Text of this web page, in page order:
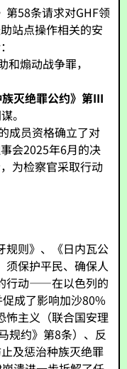
第58条请求对GHF领
站点操作相关的安
和煽动战争罪，
灭绝罪公约》第III
。
成员资格确立了对
会2025年6月的决
为检察官采取行动
规则》、《日内瓦公
须保护平民、确保人
行动——在以色列的
成了影响加沙80%
怖主义（联合国安理
规约》第8条）、反
及惩治种族灭绝罪